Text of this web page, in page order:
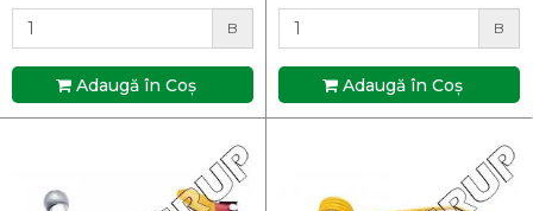
B
Adaugă în Coş
B
Adaugă în Coş